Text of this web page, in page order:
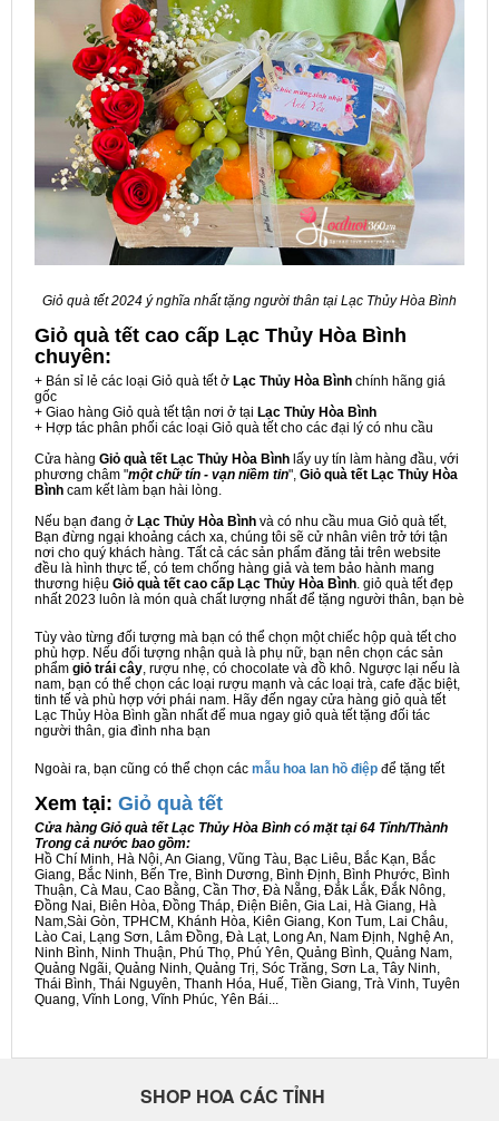
Giỏ quà tết 2024 ý nghĩa nhất tặng người thân tại Lạc Thủy Hòa Bình
Giỏ quà tết cao cấp Lạc Thủy Hòa Bình
chuyên:
+ Bán sỉ lẻ các loại Giỏ quà tết ở Lạc Thủy Hòa Bình chính hãng giá
gốc
+ Giao hàng Giỏ quà tết tận nơi ở tại Lạc Thủy Hòa Bình
+ Hợp tác phân phối các loại Giỏ quà tết cho các đại lý có nhu cầu
Cửa hàng Giỏ quà tết Lạc Thủy Hòa Bình lấy uy tín làm hàng đầu, với
phương châm "một chữ tín - vạn niềm tin", Giỏ quà tết Lạc Thủy Hòa
Bình cam kết làm bạn hài lòng.
Nếu bạn đang ở Lạc Thủy Hòa Bình và có nhu cầu mua Giỏ quà tết,
Bạn đừng ngại khoảng cách xa, chúng tôi sẽ cử nhân viên trở tới tận
nơi cho quý khách hàng. Tất cả các sản phẩm đăng tải trên website
đều là hình thực tế, có tem chống hàng giả và tem bảo hành mang
thương hiệu Giỏ quà tết cao cấp Lạc Thủy Hòa Bình. giỏ quà tết đẹp
nhất 2023 luôn là món quà chất lượng nhất để tặng người thân, bạn bè
Tùy vào từng đối tượng mà bạn có thể chọn một chiếc hộp quà tết cho
phù hợp. Nếu đối tượng nhận quà là phụ nữ, bạn nên chọn các sản
phẩm giỏ trái cây, rượu nhẹ, có chocolate và đồ khô. Ngược lại nếu là
nam, bạn có thể chọn các loại rượu mạnh và các loại trà, cafe đặc biệt,
tinh tế và phù hợp với phái nam. Hãy đến ngay cửa hàng giỏ quà tết
Lạc Thủy Hòa Bình gần nhất để mua ngay giỏ quà tết tặng đối tác
người thân, gia đình nha bạn
Ngoài ra, bạn cũng có thể chọn các mẫu hoa lan hồ điệp để tặng tết
Xem tại: Giỏ quà tết
Cửa hàng Giỏ quà tết Lạc Thủy Hòa Bình có mặt tại 64 Tỉnh/Thành
Trong cả nước bao gồm:
Hồ Chí Minh, Hà Nội, An Giang, Vũng Tàu, Bạc Liêu, Bắc Kạn, Bắc
Giang, Bắc Ninh, Bến Tre, Bình Dương, Bình Định, Bình Phước, Bình
Thuận, Cà Mau, Cao Bằng, Cần Thơ, Đà Nẵng, Đắk Lắk, Đắk Nông,
Đồng Nai, Biên Hòa, Đồng Tháp, Điện Biên, Gia Lai, Hà Giang, Hà
Nam,Sài Gòn, TPHCM, Khánh Hòa, Kiên Giang, Kon Tum, Lai Châu,
Lào Cai, Lạng Sơn, Lâm Đồng, Đà Lạt, Long An, Nam Định, Nghệ An,
Ninh Bình, Ninh Thuận, Phú Thọ, Phú Yên, Quảng Bình, Quảng Nam,
Quảng Ngãi, Quảng Ninh, Quảng Trị, Sóc Trăng, Sơn La, Tây Ninh,
Thái Bình, Thái Nguyên, Thanh Hóa, Huế, Tiền Giang, Trà Vinh, Tuyên
Quang, Vĩnh Long, Vĩnh Phúc, Yên Bái...
SHOP HOA CÁC TỈNH